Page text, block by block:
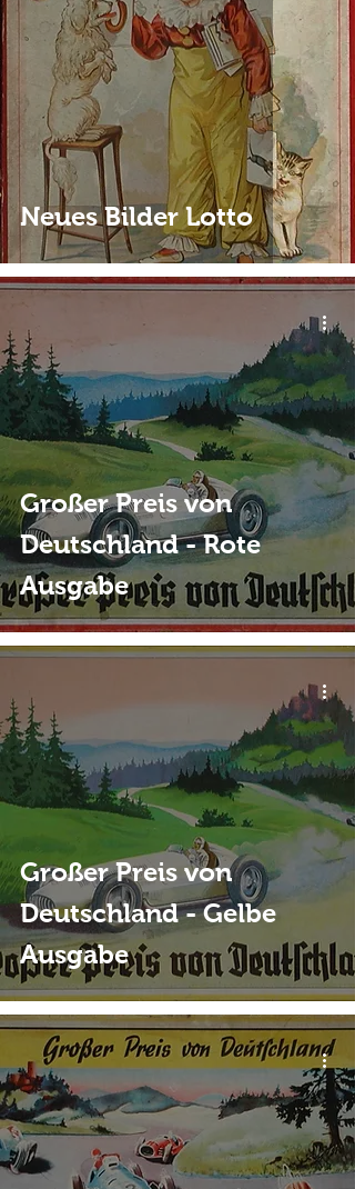
Neues Bilder Lotto
Großer Preis von
Deutschland - Rote
Ausgabe
Großer Preis von
Deutschland - Gelbe
Ausgabe